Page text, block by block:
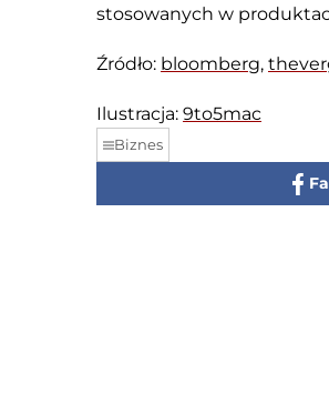
stosowanych w
Źródło: bloomberg,
Ilustracja: 9to5mac
Biznes